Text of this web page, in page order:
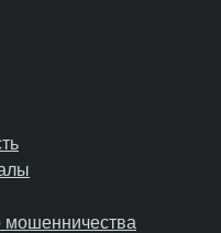
мошенничества